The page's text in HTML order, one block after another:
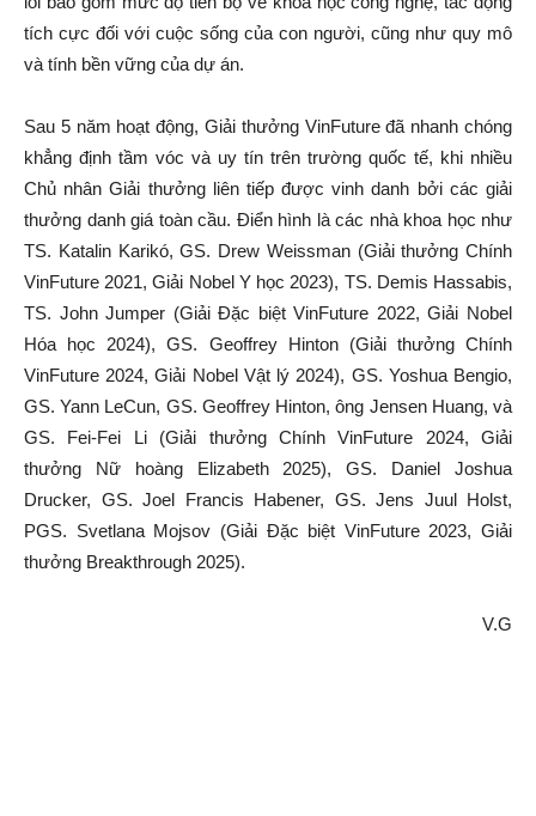
tích cực đối với cuộc sống của con người, cũng như quy mô
và tính bền vững của dự án.
Sau 5 năm hoạt động, Giải thưởng VinFuture đã nhanh chóng
khẳng định tầm vóc và uy tín trên trường quốc tế, khi nhiều
Chủ nhân Giải thưởng liên tiếp được vinh danh bởi các giải
thưởng danh giá toàn cầu. Điển hình là các nhà khoa học như
TS. Katalin Karikó, GS. Drew Weissman (Giải thưởng Chính
VinFuture 2021, Giải Nobel Y học 2023), TS. Demis Hassabis,
TS. John Jumper (Giải Đặc biệt VinFuture 2022, Giải Nobel
Hóa học 2024), GS. Geoffrey Hinton (Giải thưởng Chính
VinFuture 2024, Giải Nobel Vật lý 2024), GS. Yoshua Bengio,
GS. Yann LeCun, GS. Geoffrey Hinton, ông Jensen Huang, và
GS. Fei-Fei Li (Giải thưởng Chính VinFuture 2024, Giải
thưởng Nữ hoàng Elizabeth 2025), GS. Daniel Joshua
Drucker, GS. Joel Francis Habener, GS. Jens Juul Holst,
PGS. Svetlana Mojsov (Giải Đặc biệt VinFuture 2023, Giải
thưởng Breakthrough 2025).
V.G